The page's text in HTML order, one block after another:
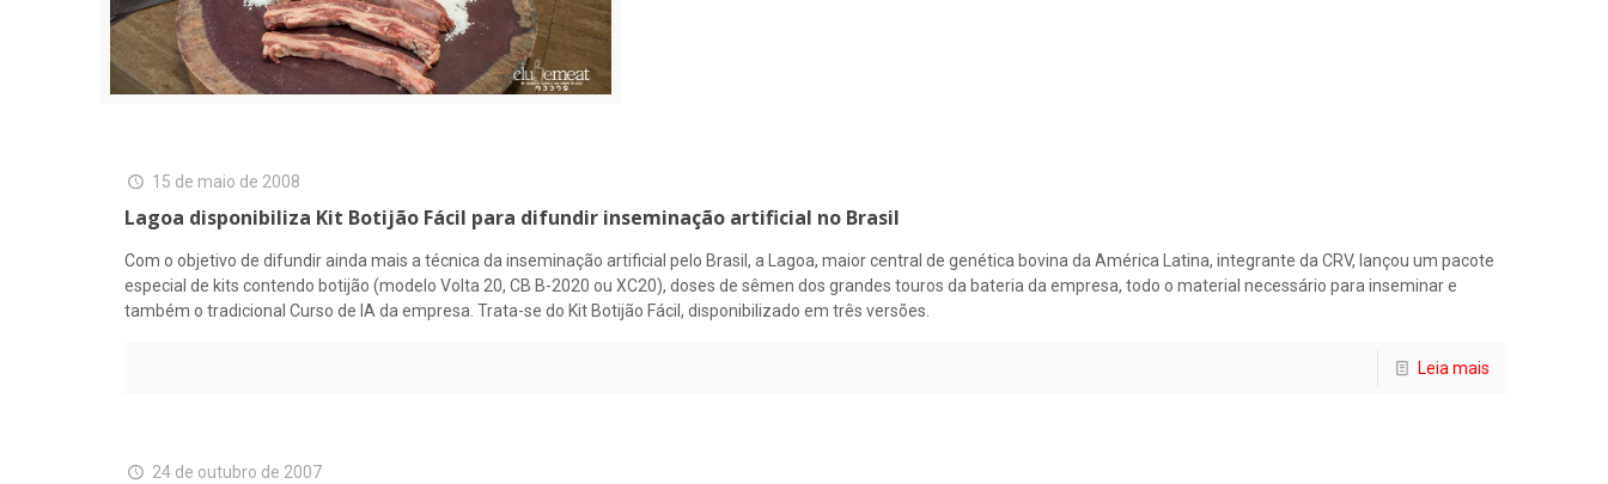
15 de maio de 2008
Lagoa disponibiliza Kit Botijão Fácil para difundir inseminação artificial no Brasil
Com o objetivo de difundir ainda mais a técnica da inseminação artificial pelo Brasil, a Lagoa, maior central de genética bovina da América Latina, integrante da CRV, lançou um pacote
especial de kits contendo botijão (modelo Volta 20, CB B-2020 ou XC20), doses de sêmen dos grandes touros da bateria da empresa, todo o material necessário para inseminar e
também o tradicional Curso de IA da empresa. Trata-se do Kit Botijão Fácil, disponibilizado em três versões.
Leia mais
24 de outubro de 2007